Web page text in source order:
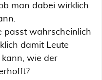
man dabei wirklich
passt wahrscheinlich
damit Leute
kann, wie der